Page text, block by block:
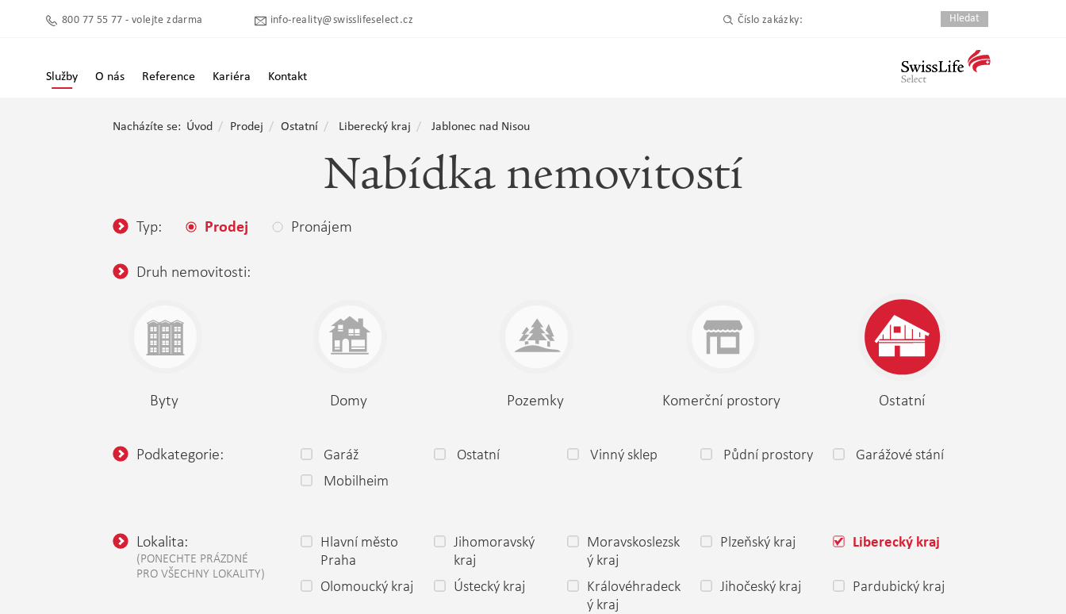
800 77 55 77 - volejte zdarma info-reality@swisslifeselect.cz Číslo zakázky:
Služby O nás Reference Kariéra Kontakt
Nacházíte se: Úvod Prodej Ostatní Liberecký kraj Jablonec nad Nisou
Nabídka nemovitostí
Typ: Prodej Pronájem
Druh nemovitosti:
Byty Domy Pozemky Komerční prostory Ostatní
Podkategorie: Garáž Ostatní Vinný sklep Půdní prostory
Garážové stání
Mobilheim
Lokalita:
(PONECHTE PRÁZDNÉ
PRO VŠECHNY LOKALITY)
Hlavní město
Praha
Jihomoravský
kraj
Moravskoslezsk
ý kraj
Plzeňský kraj Liberecký kraj
Olomoucký kraj Ústecký kraj
Královéhradeck
ý kraj
Jihočeský kraj Pardubický kraj